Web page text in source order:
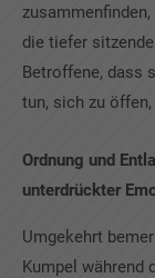
die tiefer
Betroffene, dass
tun, sich zu
Ordnung und
unterdrückter
Umgekehrt
Kumpel während